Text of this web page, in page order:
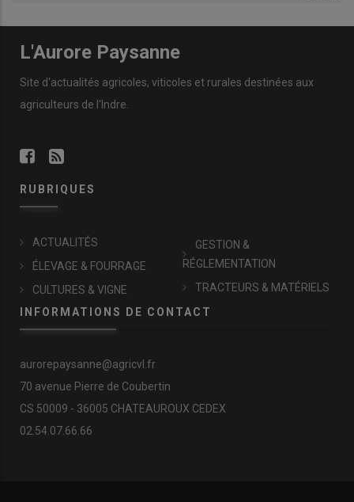
L'Aurore Paysanne
Site d'actualités agricoles, viticoles et rurales destinées aux
agriculteurs de l'Indre.
RUBRIQUES
ACTUALITÉS
ÉLEVAGE & FOURRAGE
CULTURES & VIGNE
GESTION &
RÉGLEMENTATION
TRACTEURS & MATÉRIELS
INFORMATIONS DE CONTACT
aurorepaysanne@agricvl.fr
70 avenue Pierre de Coubertin
CS 50009 - 36005 CHATEAUROUX CEDEX
02.54.07.66.66